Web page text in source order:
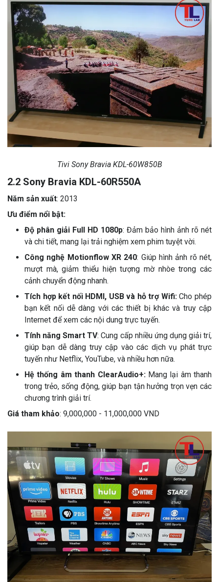
Tivi Sony Bravia KDL-60W850B
2.2 Sony Bravia KDL-60R550A
Năm sản xuất: 2013
Ưu điểm nổi bật:
Độ phân giải Full HD 1080p: Đảm bảo hình ảnh rõ nét
và chi tiết, mang lại trải nghiệm xem phim tuyệt vời.
Công nghệ Motionflow XR 240: Giúp hình ảnh rõ nét,
mượt mà, giảm thiểu hiện tượng mờ nhòe trong các
cảnh chuyển động nhanh.
Tích hợp kết nối HDMI, USB và hỗ trợ Wifi:Cho phép
bạn kết nối dễ dàng với các thiết bị khác và truy cập
Internet để xem các nội dung trực tuyến.
Tính năng Smart TV: Cung cấp nhiều ứng dụng giải trí,
giúp bạn dễ dàng truy cập vào các dịch vụ phát trực
tuyến như Netflix, YouTube, và nhiều hơn nữa.
Hệ thống âm thanh ClearAudio+:Mang lại âm thanh
trong trẻo, sống động, giúp bạn tận hưởng trọn vẹn các
chương trình giải trí.
Giá tham khảo: 9,000,000 - 11,000,000 VND